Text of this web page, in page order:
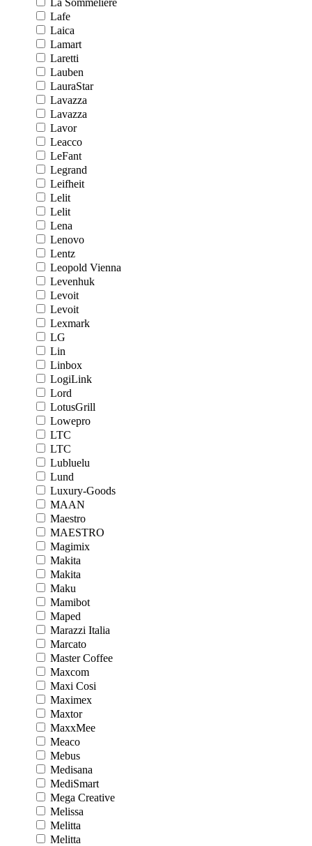
La Sommeliere
Lafe
Laica
Lamart
Laretti
Lauben
LauraStar
Lavazza
Lavazza
Lavor
Leacco
LeFant
Legrand
Leifheit
Lelit
Lelit
Lena
Lenovo
Lentz
Leopold Vienna
Levenhuk
Levoit
Levoit
Lexmark
LG
Lin
Linbox
LogiLink
Lord
LotusGrill
Lowepro
LTC
LTC
Lubluelu
Lund
Luxury-Goods
MAAN
Maestro
MAESTRO
Magimix
Makita
Makita
Maku
Mamibot
Maped
Marazzi Italia
Marcato
Master Coffee
Maxcom
Maxi Cosi
Maximex
Maxtor
MaxxMee
Meaco
Mebus
Medisana
MediSmart
Mega Creative
Melissa
Melitta
Melitta